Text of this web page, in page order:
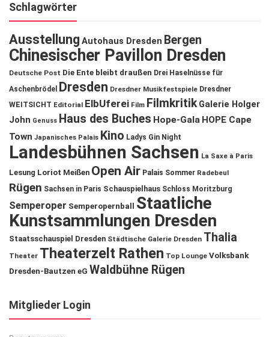
Schlagwörter
Ausstellung Autohaus Dresden Bergen
Chinesischer Pavillon Dresden
Deutsche Post Die Ente bleibt draußen Drei Haselnüsse für
Aschenbrödel
Dresden Dresdner Musikfestspiele Dresdner
WEITSICHT Editorial ElbUferei Film Filmkritik Galerie Holger
John Genuss Haus des Buches Hope-Gala HOPE Cape
Town Japanisches Palais Kino Ladys Gin Night
Landesbühnen Sachsen La Saxe à Paris
Lesung Loriot Meißen Open Air Palais Sommer Radebeul
Rügen Sachsen in Paris Schauspielhaus Schloss Moritzburg
Semperoper Semperopernball
Staatliche
Kunstsammlungen Dresden
Staatsschauspiel Dresden Städtische Galerie Dresden Thalia
Theater Theaterzelt Rathen Top Lounge Volksbank
Dresden-Bautzen eG Waldbühne Rügen
Mitglieder Login